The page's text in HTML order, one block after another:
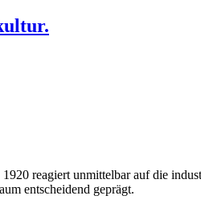
reagiert unmittelbar auf die
entscheidend geprägt.